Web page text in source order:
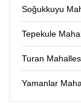
Soğukkuyu
Tepekule
Turan
Yamanlar